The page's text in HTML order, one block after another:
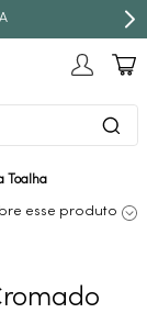
PARCELE EM ATÉ 10X
Toalha
esse produto